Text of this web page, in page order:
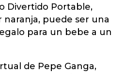
Divertido Portable,
puede ser una
para un bebe a un
de Pepe Ganga,